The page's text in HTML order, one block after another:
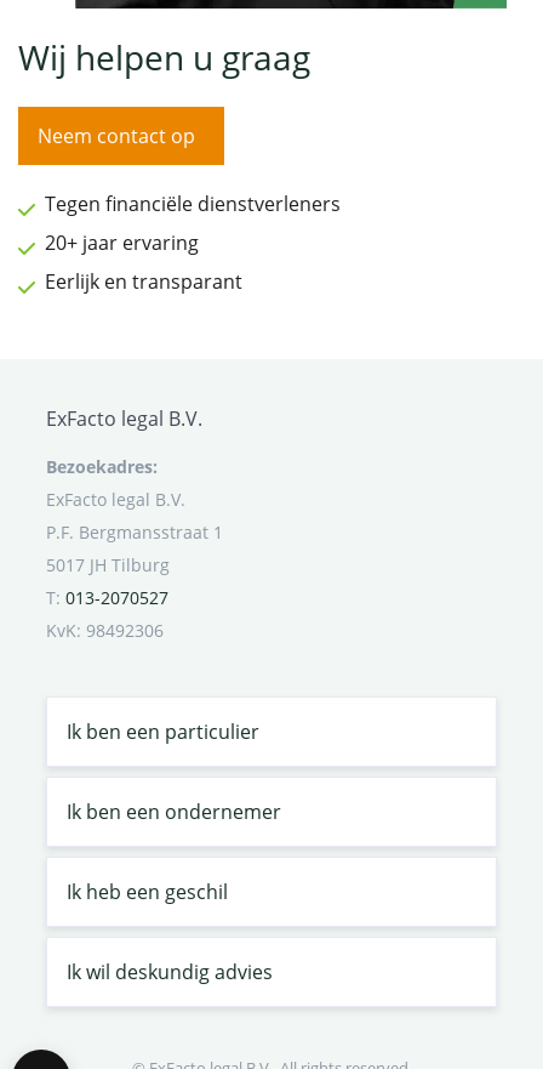
Wij helpen u graag
Neem contact op
Tegen financiële dienstverleners
20+ jaar ervaring
Eerlijk en transparant
ExFacto legal B.V.
Bezoekadres:
ExFacto legal B.V.
P.F. Bergmansstraat 1
5017 JH Tilburg
T: 013-2070527
KvK: 98492306
Ik ben een particulier
Ik ben een ondernemer
Ik heb een geschil
Ik wil deskundig advies